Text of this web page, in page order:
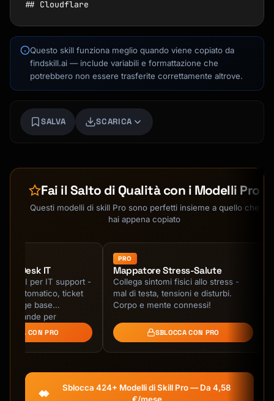
## Cloudflare
```ts
// src/index.ts
export default {
    const url = new URL(request.url)
    if (url.pathname === '/api/hello') {
message: 'Hello!' }), {
'application/json' },
      })
    return new Response('Not found', {
  },
}
```
### Wrangler Config
```toml
# wrangler.toml
main = "src/index.ts"
compatibility_date = "2024-01-01"
Questo skill funziona meglio quando viene copiato da
findskill.ai — include variabili e formattazione che
potrebbero non essere trasferite correttamente altrove.
SALVA SCARICA
Fai il Salto di Qualità con i Modelli Pro
Questi modelli di skill Pro sono perfetti insieme a quello che
hai appena copiato
Desk IT
AI per IT support -
automatico, ticket
base
grande per
CON PRO
PRO
Mappatore Stress-Salute
Collega sintomi fisici allo stress -
mal di testa, tensioni e disturbi.
Corpo e mente connessi!
SBLOCCA CON PRO
Sblocca 424+ Modelli di Skill Pro — Da 4,58
Kai
Ricerca corsi · qui per aiutarti